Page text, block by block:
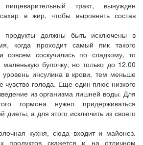
тракт, вынужден
сахар в жир, чтобы выровнять состав
продукты должны быть исключены в
когда проходит самый пик такого
совсем соскучились по сладкому, то
булочку, но только до 12.00
инсулина в крови, тем меньше
чувство голода. Еще один плюс низкого
из организма лишней воды. Для
гормона нужно придерживаться
диеты, а для этого исключить из своего
кухня, сюда входит и майонез.
продуктов скажется и на отличном